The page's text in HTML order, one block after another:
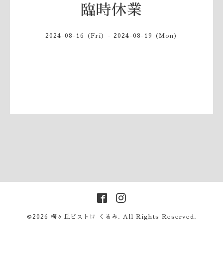
臨時休業
2024-08-16 (Fri) - 2024-08-19 (Mon)
©2026 梅ヶ丘ビストロ くるみ . All Rights Reserved.